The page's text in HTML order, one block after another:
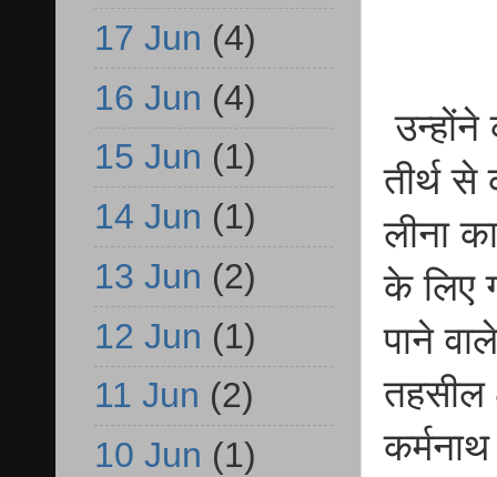
उन्होंने
तीर्थ
लीना
के लिए
पाने
तहसील
17 Jun (4)
16 Jun (4)
15 Jun (1)
14 Jun (1)
13 Jun (2)
12 Jun (1)
11 Jun (2)
10 Jun (1)